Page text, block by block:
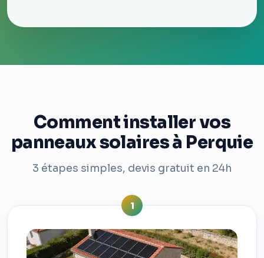
Comment installer vos
panneaux solaires à Perquie
3 étapes simples, devis gratuit en 24h
1